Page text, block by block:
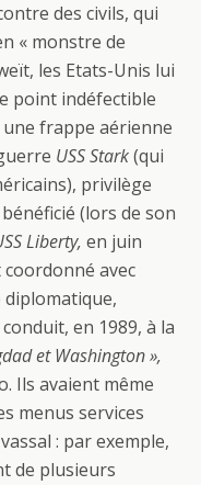
des civils, qui
« monstre de
les Etats-Unis lui
point indéfectible
une frappe aérienne
USS Stark(qui
privilège
(lors de son
Liberty, en juin
avec
diplomatique,
en 1989, à la
et Washington »,
Ils avaient même
menus services
: par exemple,
de plusieurs